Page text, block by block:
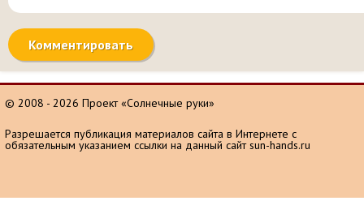
© 2008 - 2026 Проект «Солнечные руки»
Разрешается публикация материалов сайта в Интернете с
обязательным указанием ссылки на данный сайт sun-hands.ru